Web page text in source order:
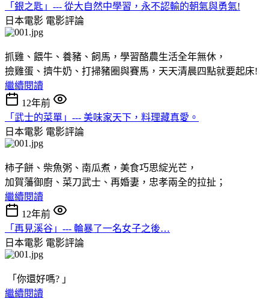
「銀之匙」--- 從大自然中學習，永不認輸的朝氣與勇氣!
日本電影 電影評論
抓雞、餵牛、養豬、飼馬，學習酪農生活全年無休，
撿雞蛋、擠牛奶、打掃豬圈與賽馬，天天清晨四點就要起床!
繼續閱讀
12年前
「武士的菜單」--- 美味家天下，料理藏真愛。
日本電影 電影評論
柿子餅、柴魚粥、南瓜煮，美食巧思綻光芒，
加賀藩御廚、菜刀武士、再婚妻，忠孝兩全的拉扯；
繼續閱讀
12年前
「再見溪谷」--- 輪暴了一名女子之後…
日本電影 電影評論
「你還好嗎? 」
繼續閱讀